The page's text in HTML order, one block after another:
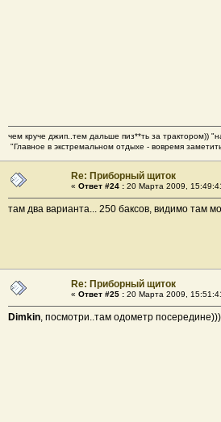
чем круче джип..тем дальше пиз**ть за трактором))
"Главное в экстремальном отдыхе - вовремя
Re: Приборный щиток
« Ответ #24 : 20 Марта 2009,
там два варианта... 250 баксов, видимо там
Re: Приборный щиток
« Ответ #25 : 20 Марта 2009,
Dimkin, посмотри..там одометр